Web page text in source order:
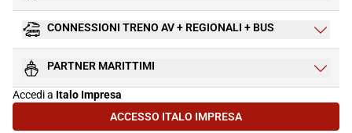
CONNESSIONI TRENO AV + REGIONALI + BUS
PARTNER MARITTIMI
Accedi a Italo Impresa
ACCESSO ITALO IMPRESA(SI APRE IN UNA NUOVA SCHEDA)